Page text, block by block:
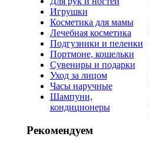
Игрушки
Косметика для мамы
Лечебная косметика
Подгузники и пеленки
Портмоне, кошельки
Сувениры и подарки
Уход за лицом
Часы наручные
Шампуни,
кондиционеры
Рекомендуем